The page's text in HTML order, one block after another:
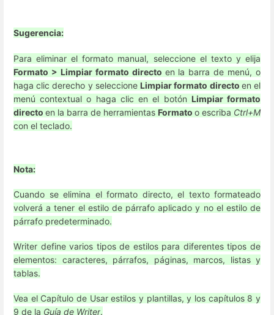
Sugerencia:
Para eliminar el formato manual, seleccione el texto y elija
Formato > Limpiar formato directo en la barra de menú, o
haga clic derecho y seleccione Limpiar formato directo en el
menú contextual o haga clic en el botón Limpiar formato
directo en la barra de herramientas Formato o escriba Ctrl+M
con el teclado.
Nota:
Cuando se elimina el formato directo, el texto formateado
volverá a tener el estilo de párrafo aplicado y no el estilo de
párrafo predeterminado.
Writer define varios tipos de estilos para diferentes tipos de
elementos: caracteres, párrafos, páginas, marcos, listas y
tablas.
Vea el Capítulo de Usar estilos y plantillas, y los capítulos 8 y
9 de la Guía de Writer.